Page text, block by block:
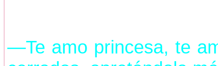
—Te amo princesa, te